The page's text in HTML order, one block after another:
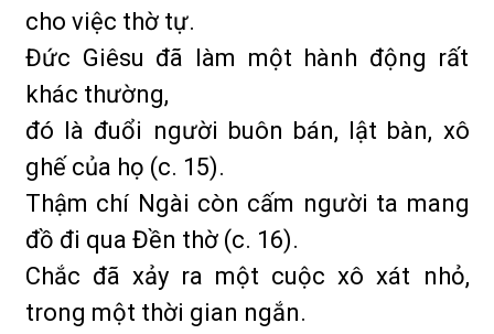
cho việc thờ tự.
Đức Giêsu đã làm một hành động rất
khác thường,
đó là đuổi người buôn bán, lật bàn, xô
ghế của họ (c. 15).
Thậm chí Ngài còn cấm người ta mang
đồ đi qua Đền thờ (c. 16).
Chắc đã xảy ra một cuộc xô xát nhỏ,
trong một thời gian ngắn.